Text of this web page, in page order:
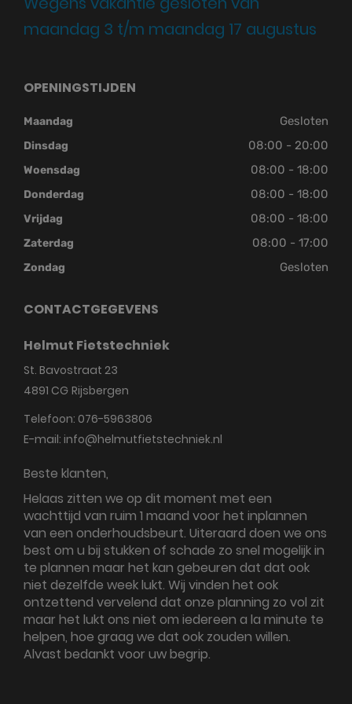
maandag 3 t/m maandag 17 augustus
OPENINGSTIJDEN
Maandag Gesloten
Dinsdag 08:00 - 20:00
Woensdag 08:00 - 18:00
Donderdag 08:00 - 18:00
Vrijdag 08:00 - 18:00
Zaterdag 08:00 - 17:00
Zondag Gesloten
CONTACTGEGEVENS
Helmut Fietstechniek
St. Bavostraat 23
4891 CG Rijsbergen
Telefoon: 076-5963806
E-mail: info@helmutfietstechniek.nl
Beste klanten,
Helaas zitten we op dit moment met een
wachttijd van ruim 1 maand voor het inplannen
van een onderhoudsbeurt. Uiteraard doen we ons
best om u bij stukken of schade zo snel mogelijk in
te plannen maar het kan gebeuren dat dat ook
niet dezelfde week lukt. Wij vinden het ook
ontzettend vervelend dat onze planning zo vol zit
maar het lukt ons niet om iedereen a la minute te
helpen, hoe graag we dat ook zouden willen.
Alvast bedankt voor uw begrip.